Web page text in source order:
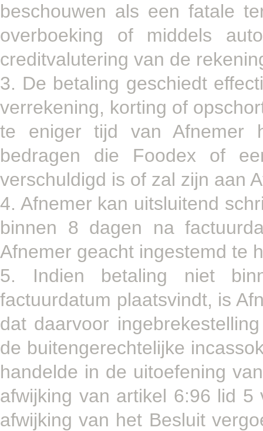
beschouwen als een fatale
overboeking of middels
creditvalutering van de
3. De betaling geschiedt
verrekening, korting of
te eniger tijd van Afnemer
bedragen die Foodex of
verschuldigd is of zal zijn aan
4. Afnemer kan uitsluitend
binnen 8 dagen na
Afnemer geacht ingestemd te
5. Indien betaling niet
factuurdatum plaatsvindt, is
dat daarvoor
de buitengerechtelijke
handelde in de uitoefening
afwijking van artikel 6:96 lid
afwijking van het Besluit